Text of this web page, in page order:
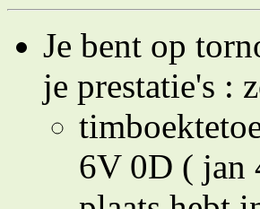
Je bent op
je prestatie's :
6V 0D ( jan